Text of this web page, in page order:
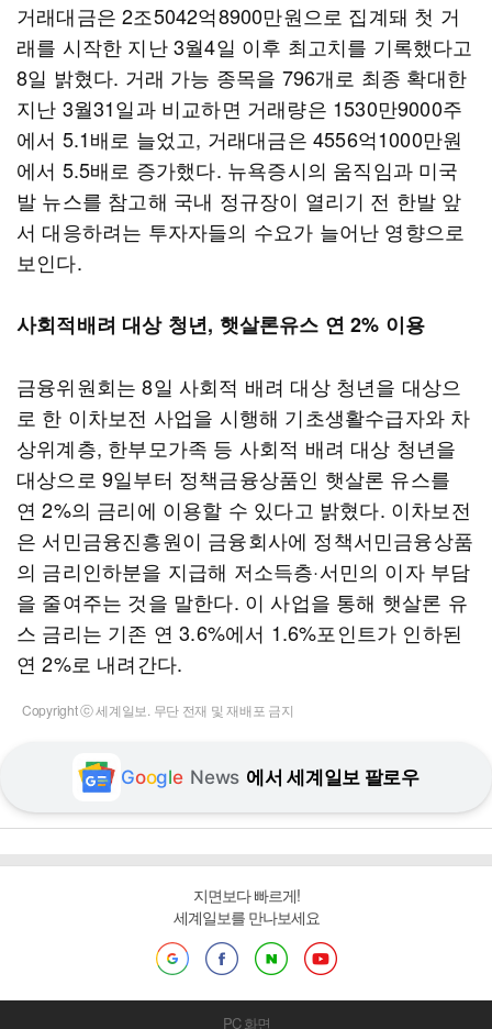
거래대금은 2조5042억8900만원으로 집계돼 첫 거
래를 시작한 지난 3월4일 이후 최고치를 기록했다고
8일 밝혔다. 거래 가능 종목을 796개로 최종 확대한
지난 3월31일과 비교하면 거래량은 1530만9000주
에서 5.1배로 늘었고, 거래대금은 4556억1000만원
에서 5.5배로 증가했다. 뉴욕증시의 움직임과 미국
발 뉴스를 참고해 국내 정규장이 열리기 전 한발 앞
서 대응하려는 투자자들의 수요가 늘어난 영향으로
보인다.
사회적배려 대상 청년, 햇살론유스 연 2% 이용
금융위원회는 8일 사회적 배려 대상 청년을 대상으
로 한 이차보전 사업을 시행해 기초생활수급자와 차
상위계층, 한부모가족 등 사회적 배려 대상 청년을
대상으로 9일부터 정책금융상품인 햇살론 유스를
연 2%의 금리에 이용할 수 있다고 밝혔다. 이차보전
은 서민금융진흥원이 금융회사에 정책서민금융상품
의 금리인하분을 지급해 저소득층·서민의 이자 부담
을 줄여주는 것을 말한다. 이 사업을 통해 햇살론 유
스 금리는 기존 연 3.6%에서 1.6%포인트가 인하된
연 2%로 내려간다.
Copyright ⓒ 세계일보. 무단 전재 및 재배포 금지
Google News 에서 세계일보 팔로우
지면보다 빠르게!
세계일보를 만나보세요
PC 화면